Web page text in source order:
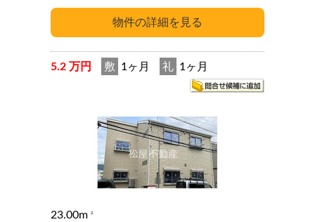
5.2 万円 敷 1ヶ月 礼 1ヶ月
23.00m 2